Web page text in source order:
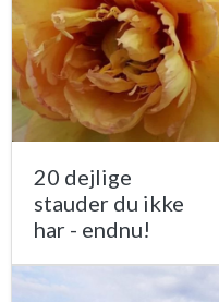
20 dejlige
stauder du ikke
har - endnu!